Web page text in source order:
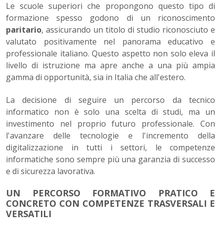
Le scuole superiori che propongono questo tipo di
formazione spesso godono di un riconoscimento
paritario, assicurando un titolo di studio riconosciuto e
valutato positivamente nel panorama educativo e
professionale italiano. Questo aspetto non solo eleva il
livello di istruzione ma apre anche a una più ampia
gamma di opportunità, sia in Italia che all'estero.
La decisione di seguire un percorso da tecnico
informatico non è solo una scelta di studi, ma un
investimento nel proprio futuro professionale. Con
l'avanzare delle tecnologie e l'incremento della
digitalizzazione in tutti i settori, le competenze
informatiche sono sempre più una garanzia di successo
e di sicurezza lavorativa.
UN PERCORSO FORMATIVO PRATICO E
CONCRETO CON COMPETENZE TRASVERSALI E
VERSATILI